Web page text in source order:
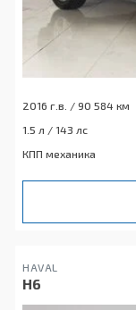
2016 г.в. / 90 584 км
1.5 л / 143 лс
КПП механика
HAVAL
H6